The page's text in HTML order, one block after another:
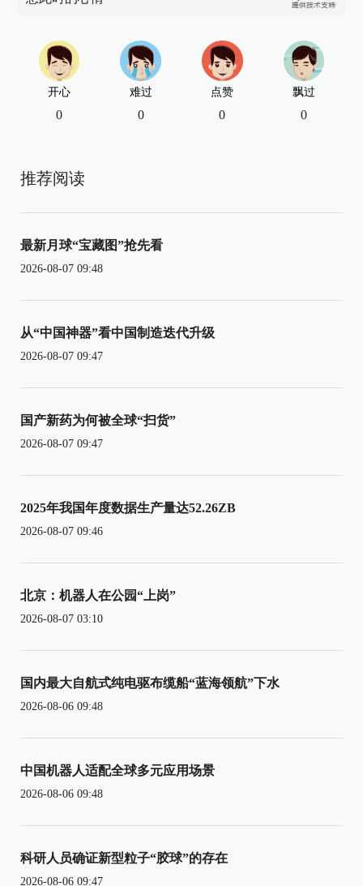
开心
0
难过
0
点赞
0
飘过
0
推荐阅读
最新月球“宝藏图”抢先看
2026-08-07 09:48
从“中国神器”看中国制造迭代升级
2026-08-07 09:47
国产新药为何被全球“扫货”
2026-08-07 09:47
2025年我国年度数据生产量达52.26ZB
2026-08-07 09:46
北京：机器人在公园“上岗”
2026-08-07 03:10
国内最大自航式纯电驱布缆船“蓝海领航”下水
2026-08-06 09:48
中国机器人适配全球多元应用场景
2026-08-06 09:48
科研人员确证新型粒子“胶球”的存在
2026-08-06 09:47